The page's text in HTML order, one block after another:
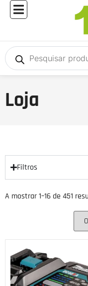
Loja
Filtros
A mostrar 1–16 de 451